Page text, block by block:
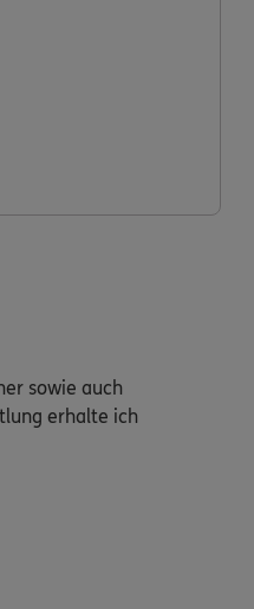
sowie auch
erhalte ich